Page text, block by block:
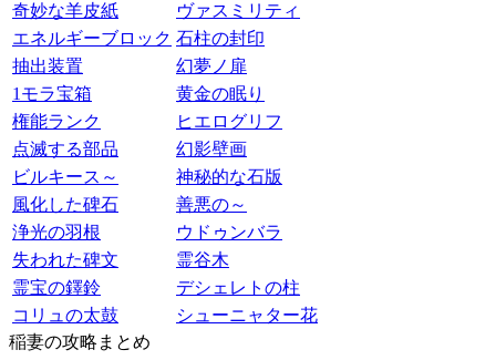
奇妙な羊皮紙
ヴァスミリティ
エネルギーブロック 石柱の封印
抽出装置
幻夢ノ扉
1モラ宝箱
黄金の眠り
権能ランク
ヒエログリフ
点滅する部品
幻影壁画
ビルキース～
神秘的な石版
風化した碑石
善悪の～
浄光の羽根
ウドゥンバラ
失われた碑文
霊谷木
霊宝の鐸鈴
デシェレトの柱
コリュの太鼓
シューニャター花
稲妻の攻略まとめ